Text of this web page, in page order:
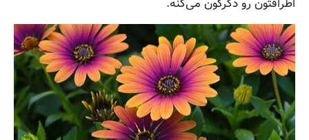
اطرافتون رو دگرگون می‌کنه.